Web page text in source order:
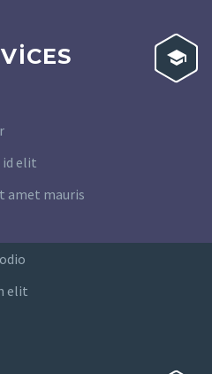
id elit
amet mauris
elit

